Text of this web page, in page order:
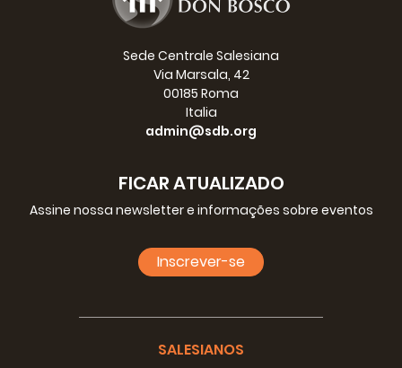
Sede Centrale Salesiana
Via Marsala, 42
00185 Roma
Italia
admin@sdb.org
FICAR ATUALIZADO
Assine nossa newsletter e informações sobre eventos
Inscrever-se
SALESIANOS